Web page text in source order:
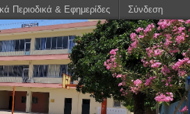
Περιοδικά & Εφημερίδες Σύνδεση